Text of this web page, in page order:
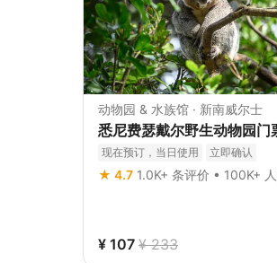
动物园 & 水族馆 · 新南威尔士
悉尼费瑟戴尔野生动物园门
现在预订，当日使用 立即确认
★ 4.7 1.0K+ 条评价 • 100K+
¥ 107 ¥ 233